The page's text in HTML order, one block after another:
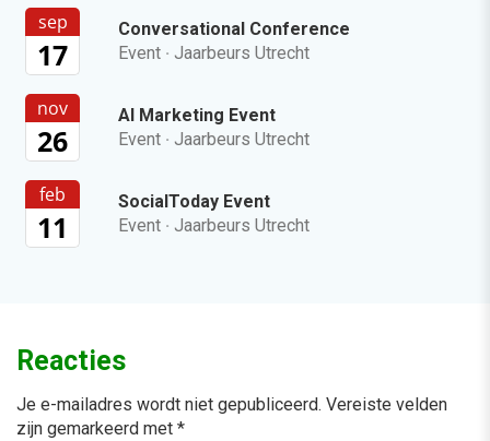
sep
17
Conversational Conference
Event · Jaarbeurs Utrecht
nov
26
AI Marketing Event
Event · Jaarbeurs Utrecht
feb
11
SocialToday Event
Event · Jaarbeurs Utrecht
Reacties
Je e-mailadres wordt niet gepubliceerd. Vereiste velden
zijn gemarkeerd met *